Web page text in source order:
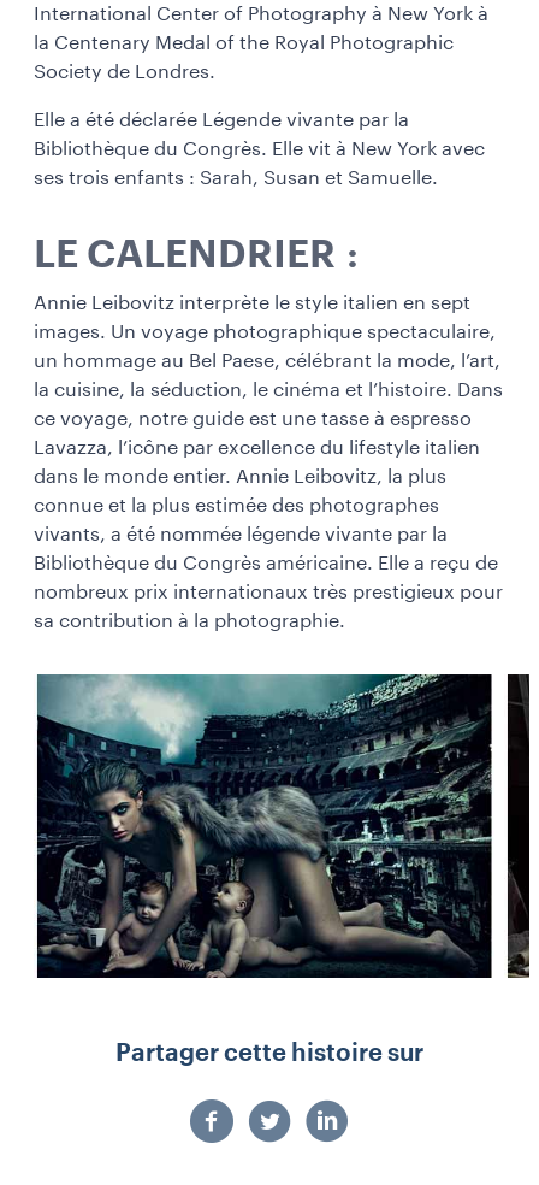
International Center of Photography à New York à
la Centenary Medal of the Royal Photographic
Society de Londres.
Elle a été déclarée Légende vivante par la
Bibliothèque du Congrès. Elle vit à New York avec
ses trois enfants : Sarah, Susan et Samuelle.
LE CALENDRIER :
Annie Leibovitz interprète le style italien en sept
images. Un voyage photographique spectaculaire,
un hommage au Bel Paese, célébrant la mode, l’art,
la cuisine, la séduction, le cinéma et l’histoire. Dans
ce voyage, notre guide est une tasse à espresso
Lavazza, l’icône par excellence du lifestyle italien
dans le monde entier. Annie Leibovitz, la plus
connue et la plus estimée des photographes
vivants, a été nommée légende vivante par la
Bibliothèque du Congrès américaine. Elle a reçu de
nombreux prix internationaux très prestigieux pour
sa contribution à la photographie.
Partager cette histoire sur